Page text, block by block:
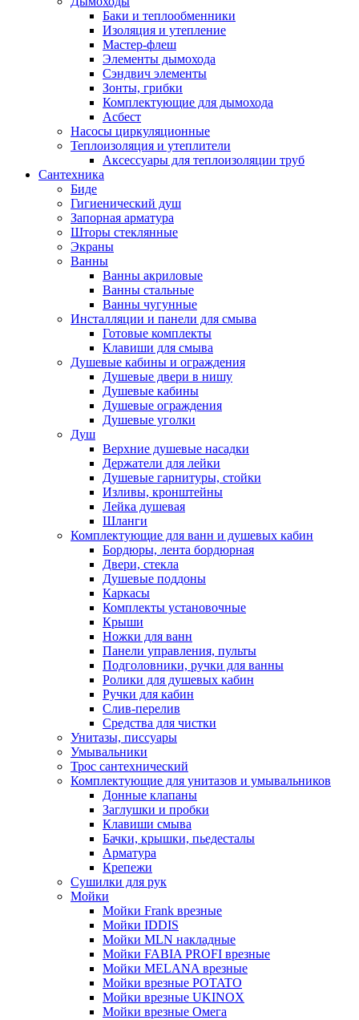
Баки и теплообменники
Изоляция и утепление
Мастер-флеш
Элементы дымохода
Сэндвич элементы
Зонты, грибки
Комплектующие для дымохода
Асбест
Насосы циркуляционные
Теплоизоляция и утеплители
Аксессуары для теплоизоляции труб
Сантехника
Биде
Гигиенический душ
Запорная арматура
Шторы стеклянные
Экраны
Ванны
Ванны акриловые
Ванны стальные
Ванны чугунные
Инсталляции и панели для смыва
Готовые комплекты
Клавиши для смыва
Душевые кабины и ограждения
Душевые двери в нишу
Душевые кабины
Душевые ограждения
Душевые уголки
Душ
Верхние душевые насадки
Держатели для лейки
Душевые гарнитуры, стойки
Изливы, кронштейны
Лейка душевая
Шланги
Комплектующие для ванн и душевых кабин
Бордюры, лента бордюрная
Двери, стекла
Душевые поддоны
Каркасы
Комплекты установочные
Крыши
Ножки для ванн
Панели управления, пульты
Подголовники, ручки для ванны
Ролики для душевых кабин
Ручки для кабин
Слив-перелив
Средства для чистки
Унитазы, писсуары
Умывальники
Трос сантехнический
Комплектующие для унитазов и умывальников
Донные клапаны
Заглушки и пробки
Клавиши смыва
Бачки, крышки, пьедесталы
Арматура
Крепежи
Сушилки для рук
Мойки
Мойки Frank врезные
Мойки IDDIS
Мойки MLN накладные
Мойки FABIA PROFI врезные
Мойки MELANA врезные
Мойки врезные POTATO
Мойки врезные UKINOX
Мойки врезные Омега